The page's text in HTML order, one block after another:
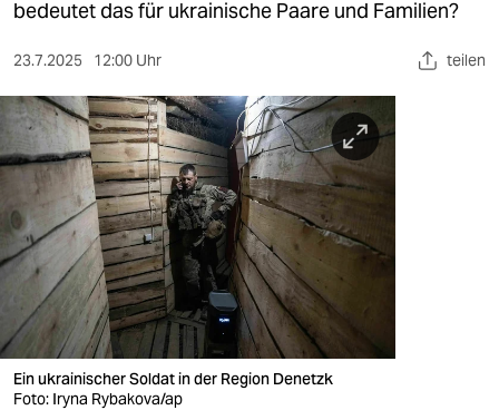
berlin
nord
wahrheit
verlag
verlag
veranstaltungen
shop
fragen & hilfe
bedeutet das für ukrainische Paare und Familien?
23.7.2025 12:00 Uhr teilen
Ein ukrainischer Soldat in der Region Denetzk
Foto: Iryna Rybakova/ap